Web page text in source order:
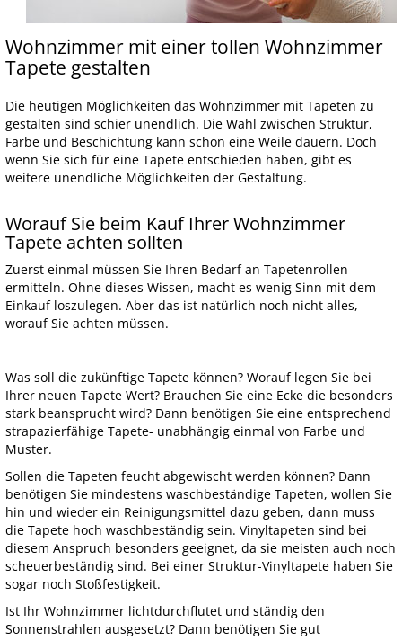
Wohnzimmer mit einer tollen Wohnzimmer
Tapete gestalten
Die heutigen Möglichkeiten das Wohnzimmer mit Tapeten zu
gestalten sind schier unendlich. Die Wahl zwischen Struktur,
Farbe und Beschichtung kann schon eine Weile dauern. Doch
wenn Sie sich für eine Tapete entschieden haben, gibt es
weitere unendliche Möglichkeiten der Gestaltung.
Worauf Sie beim Kauf Ihrer Wohnzimmer
Tapete achten sollten
Zuerst einmal müssen Sie Ihren Bedarf an Tapetenrollen
ermitteln. Ohne dieses Wissen, macht es wenig Sinn mit dem
Einkauf loszulegen. Aber das ist natürlich noch nicht alles,
worauf Sie achten müssen.
Was soll die zukünftige Tapete können? Worauf legen Sie bei
Ihrer neuen Tapete Wert? Brauchen Sie eine Ecke die besonders
stark beansprucht wird? Dann benötigen Sie eine entsprechend
strapazierfähige Tapete- unabhängig einmal von Farbe und
Muster.
Sollen die Tapeten feucht abgewischt werden können? Dann
benötigen Sie mindestens waschbeständige Tapeten, wollen Sie
hin und wieder ein Reinigungsmittel dazu geben, dann muss
die Tapete hoch waschbeständig sein. Vinyltapeten sind bei
diesem Anspruch besonders geeignet, da sie meisten auch noch
scheuerbeständig sind. Bei einer Struktur-Vinyltapete haben Sie
sogar noch Stoßfestigkeit.
Ist Ihr Wohnzimmer lichtdurchflutet und ständig den
Sonnenstrahlen ausgesetzt? Dann benötigen Sie gut